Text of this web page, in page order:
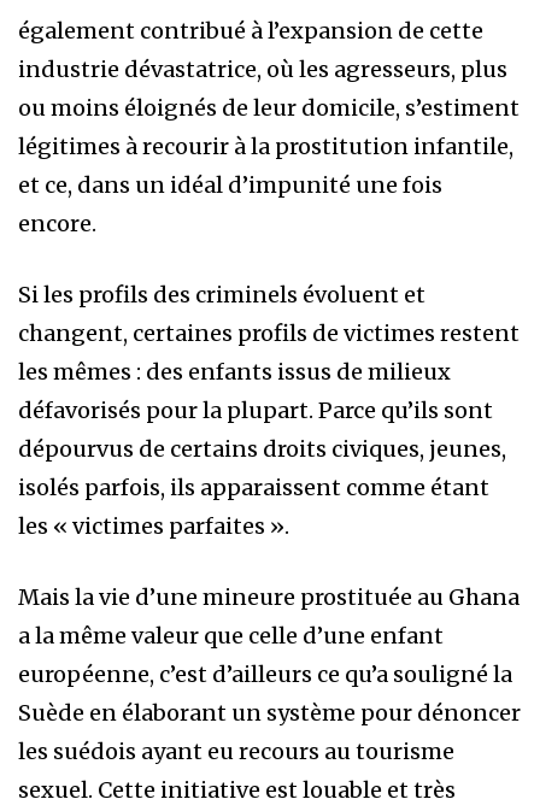
également contribué à l’expansion de cette
industrie dévastatrice, où les agresseurs, plus
ou moins éloignés de leur domicile, s’estiment
légitimes à recourir à la prostitution infantile,
et ce, dans un idéal d’impunité une fois
encore.
Si les profils des criminels évoluent et
changent, certaines profils de victimes restent
les mêmes : des enfants issus de milieux
défavorisés pour la plupart. Parce qu’ils sont
dépourvus de certains droits civiques, jeunes,
isolés parfois, ils apparaissent comme étant
les « victimes parfaites ».
Mais la vie d’une mineure prostituée au Ghana
a la même valeur que celle d’une enfant
européenne, c’est d’ailleurs ce qu’a souligné la
Suède en élaborant un système pour dénoncer
les suédois ayant eu recours au tourisme
sexuel. Cette initiative est louable et très